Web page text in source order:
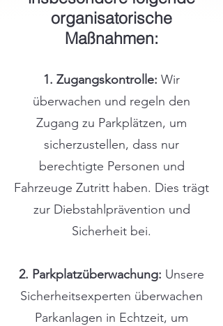
organisatorische
Maßnahmen:
1. Zugangskontrolle: Wir
überwachen und regeln den
Zugang zu Parkplätzen, um
sicherzustellen, dass nur
berechtigte Personen und
Fahrzeuge Zutritt haben. Dies trägt
zur Diebstahlprävention und
Sicherheit bei.
2. Parkplatzüberwachung: Unsere
Sicherheitsexperten überwachen
Parkanlagen in Echtzeit, um